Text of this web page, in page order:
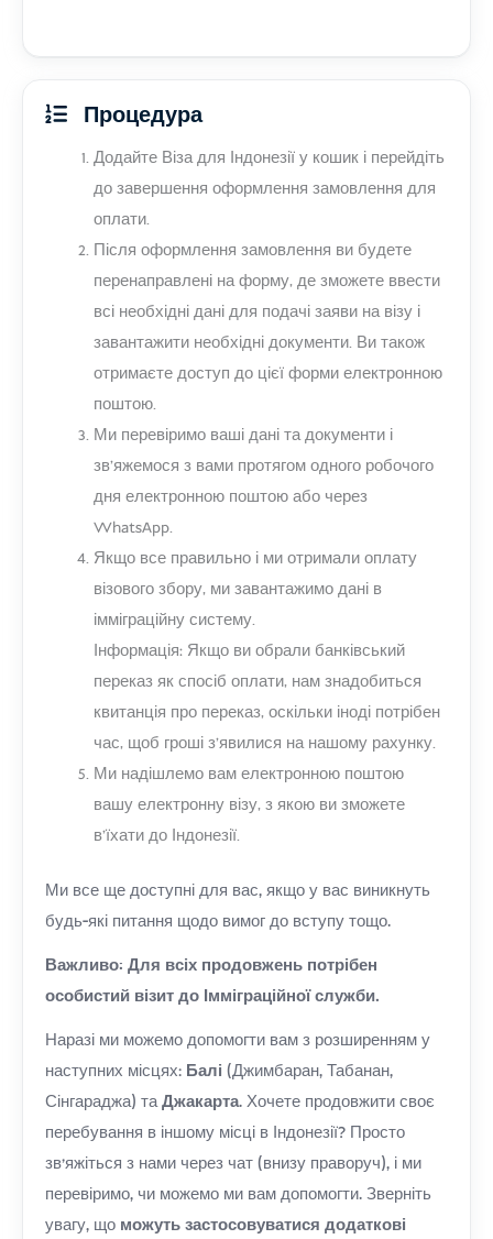
Процедура
Додайте Віза для Індонезії у кошик і перейдіть
до завершення оформлення замовлення для
оплати.
Після оформлення замовлення ви будете
перенаправлені на форму, де зможете ввести
всі необхідні дані для подачі заяви на візу і
завантажити необхідні документи. Ви також
отримаєте доступ до цієї форми електронною
поштою.
Ми перевіримо ваші дані та документи і
зв'яжемося з вами протягом одного робочого
дня електронною поштою або через
WhatsApp.
Якщо все правильно і ми отримали оплату
візового збору, ми завантажимо дані в
імміграційну систему.
Інформація: Якщо ви обрали банківський
переказ як спосіб оплати, нам знадобиться
квитанція про переказ, оскільки іноді потрібен
час, щоб гроші з'явилися на нашому рахунку.
Ми надішлемо вам електронною поштою
вашу електронну візу, з якою ви зможете
в'їхати до Індонезії.
Ми все ще доступні для вас, якщо у вас виникнуть
будь-які питання щодо вимог до вступу тощо.
Важливо: Для всіх продовжень потрібен
особистий візит до Імміграційної служби.
Наразі ми можемо допомогти вам з розширенням у
наступних місцях: Балі (Джимбаран, Табанан,
Сінгараджа) таДжакарта. Хочете продовжити своє
перебування в іншому місці в Індонезії? Просто
зв'яжіться з нами через чат (внизу праворуч), і ми
перевіримо, чи можемо ми вам допомогти. Зверніть
увагу, що можуть застосовуватися додаткові